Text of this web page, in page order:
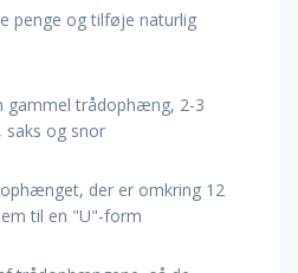
penge og tilføje naturlig
gammel trådophæng, 2-3
saks og snor
der er omkring 12
til en "U"-form